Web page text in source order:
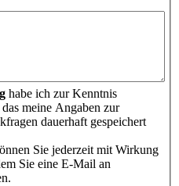
habe ich zur Kenntnis
meine Angaben zur
dauerhaft gespeichert
Sie jederzeit mit Wirkung
Sie eine E-Mail an